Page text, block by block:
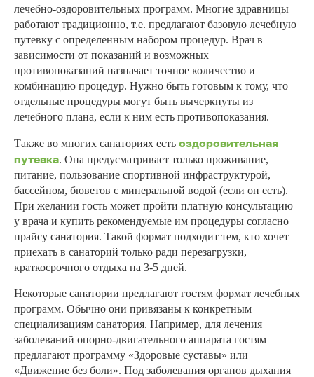
лечебно-оздоровительных программ. Многие здравницы
работают традиционно, т.е. предлагают базовую лечебную
путевку с определенным набором процедур. Врач в
зависимости от показаний и возможных
противопоказаний назначает точное количество и
комбинацию процедур. Нужно быть готовым к тому, что
отдельные процедуры могут быть вычеркнуты из
лечебного плана, если к ним есть противопоказания.
Также во многих санаториях есть оздоровительная
путевка. Она предусматривает только проживание,
питание, пользование спортивной инфраструктурой,
бассейном, бюветов с минеральной водой (если он есть).
При желании гость может пройти платную консультацию
у врача и купить рекомендуемые им процедуры согласно
прайсу санатория. Такой формат подходит тем, кто хочет
приехать в санаторий только ради перезагрузки,
краткосрочного отдыха на 3-5 дней.
Некоторые санатории предлагают гостям формат лечебных
программ. Обычно они привязаны к конкретным
специализациям санатория. Например, для лечения
заболеваний опорно-двигательного аппарата гостям
предлагают программу «Здоровые суставы» или
«Движение без боли». Под заболевания органов дыхания